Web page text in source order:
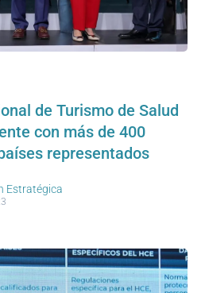
de Turismo de Salud
con más de 400
representados
Estratégica